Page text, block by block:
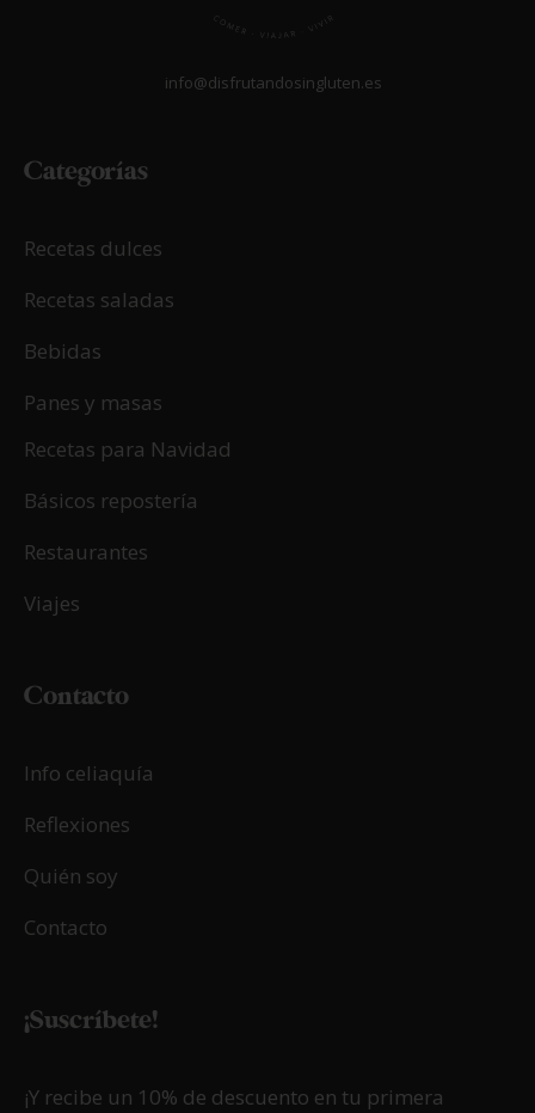
info@disfrutandosingluten.es
Categorías
Recetas dulces
Recetas saladas
Bebidas
Panes y masas
Recetas para Navidad
Básicos repostería
Restaurantes
Viajes
Contacto
Info celiaquía
Reflexiones
Quién soy
Contacto
¡Suscríbete!
¡Y recibe un 10% de descuento en tu primera